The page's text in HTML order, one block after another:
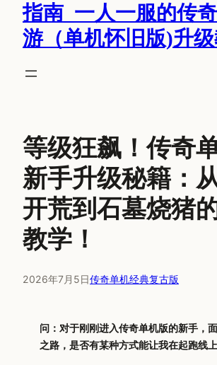
指南_一人一服的传
游（单机怀旧版)升
等级狂飙！传奇
新手升级秘籍：
开荒到石墓烧猪
教学！
2026年7月5日传奇单机经典复古版
问：对于刚刚进入传奇单机版的新手，
之路，是否有某种方式能让我在起跑线